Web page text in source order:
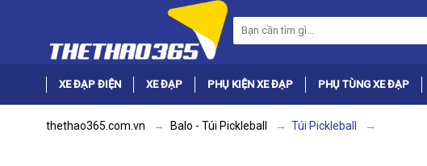
XE ĐẠP ĐIỆN XE ĐẠP PHỤ KIỆN XE ĐẠP PHỤ TÙNG XE ĐẠP
thethao365.com.vn Balo - Túi Pickleball Túi Pickleball